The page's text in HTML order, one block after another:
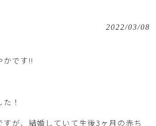
2022/03/08
かです!!
！
が、結婚していて生後3ヶ月の赤ち